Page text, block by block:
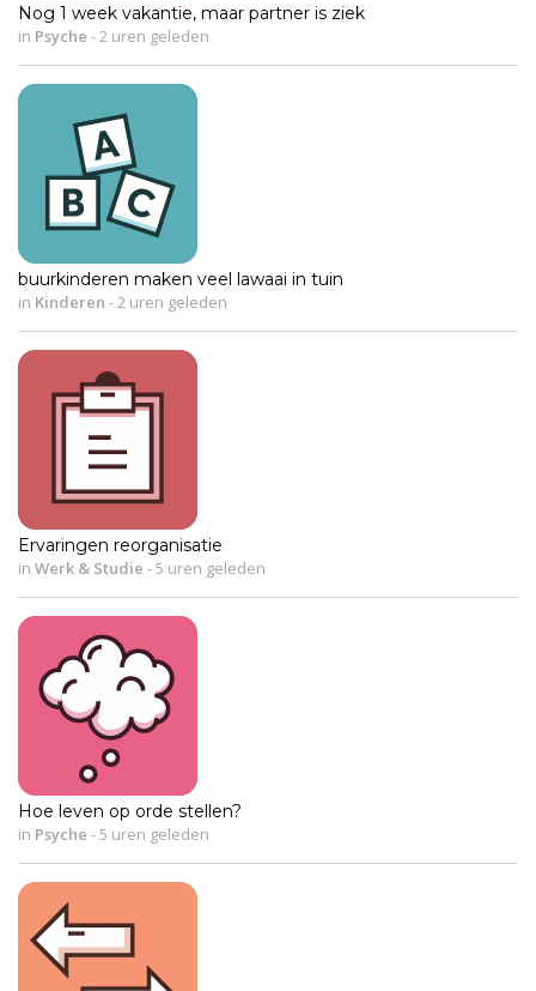
Nog 1 week vakantie, maar partner is ziek
in Psyche -2 uren geleden
buurkinderen maken veel lawaai in tuin
in Kinderen -2 uren geleden
Ervaringen reorganisatie
in Werk & Studie -5 uren geleden
Hoe leven op orde stellen?
in Psyche -5 uren geleden